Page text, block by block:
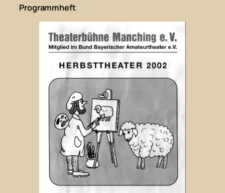
Programmheft